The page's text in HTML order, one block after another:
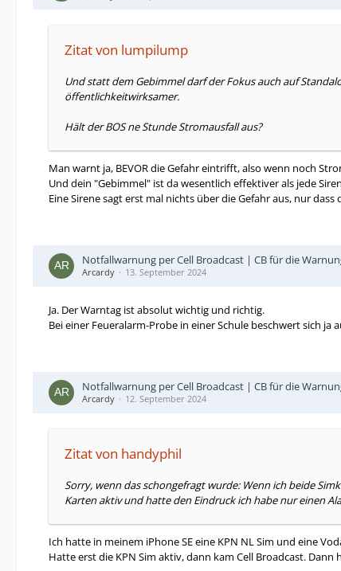
Zitat von lumpilump
Und statt dem Gebimmel darf der Fokus auch auf
öffentlichkeitwirksamer.
Hält der BOS ne Stunde Stromausfall aus?
Man warnt ja, BEVOR die Gefahr eintrifft, also wenn noch
Und dein "Gebimmel" ist da wesentlich effektiver als jede
Eine Sirene sagt erst mal nichts über die Gefahr aus, nur dass
Notfallwarnung per Cell Broadcast | CB für die
Arcardy 13. September 2024
Ja. Der Warntag ist absolut wichtig und richtig.
Bei einer Feueralarm-Probe in einer Schule beschwert sich ja
Notfallwarnung per Cell Broadcast | CB für die
Arcardy 12. September 2024
Zitat von handyphil
Sorry, wenn das schongefragt wurde: Wenn ich beide
Karten aktiv und hatte den Eindruck ich habe nur einen
Ich hatte in meinem iPhone SE eine KPN NL Sim und eine
Hatte erst die KPN Sim aktiv, dann kam Cell Broadcast.